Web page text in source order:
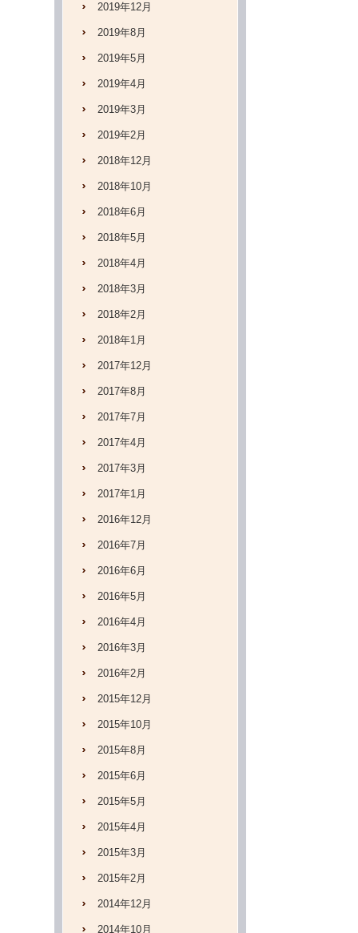
2019年12月
2019年8月
2019年5月
2019年4月
2019年3月
2019年2月
2018年12月
2018年10月
2018年6月
2018年5月
2018年4月
2018年3月
2018年2月
2018年1月
2017年12月
2017年8月
2017年7月
2017年4月
2017年3月
2017年1月
2016年12月
2016年7月
2016年6月
2016年5月
2016年4月
2016年3月
2016年2月
2015年12月
2015年10月
2015年8月
2015年6月
2015年5月
2015年4月
2015年3月
2015年2月
2014年12月
2014年10月